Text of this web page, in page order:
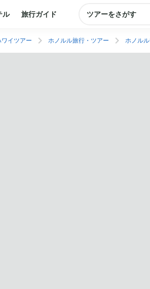
ル 旅行ガイド ツアーをさがす
ワイツアー ホノルル旅行・ツアー ホノル